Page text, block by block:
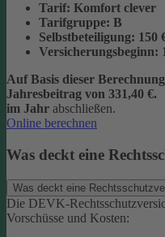
Tarif: Komfort clever
Tarifgruppe: B
Selbstbeteiligung: 150
Versicherungsbeginn:
Auf Basis dieser
Jahresbeitrag von 331,40 €.
im Jahr abschließen.
Online berechnen
Was deckt eine
Was deckt eine
Die DEVK-
Vorschüsse und Kosten: